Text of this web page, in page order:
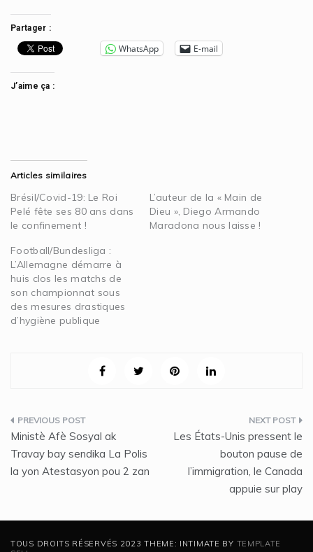
Partager :
WhatsApp E-mail
J’aime ça :
Articles similaires
Brésil/Covid-19: Le Roi
Pelé fête ses 80 ans dans
le confinement !
L’auteur de la « Main de
Dieu », Diego Armando
Maradona nous laisse !
Football/Bundesliga :
L’Allemagne démarre à
huis clos les matchs de
son championnat sous
des mesures drastiques
d’hygiène publique
Navigation
de
l’article
Ministè Afè Sosyal ak
Travay bay sendika La Polis
la yon Atestasyon pou 2 zan
Les États-Unis pressent le
bouton pause de
l’immigration, le Canada
appuie sur play
TOUS DROITS RÉSERVÉS 2023 THEME: INTIMATE BY TEMPLATE